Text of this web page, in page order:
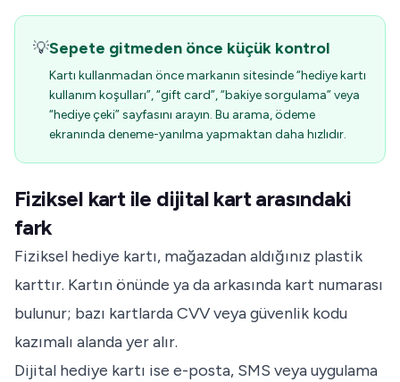
💡Sepete gitmeden önce küçük kontrol
Kartı kullanmadan önce markanın sitesinde “hediye kartı
kullanım koşulları”, “gift card”, “bakiye sorgulama” veya
“hediye çeki” sayfasını arayın. Bu arama, ödeme
ekranında deneme-yanılma yapmaktan daha hızlıdır.
Fiziksel kart ile dijital kart arasındaki
fark
Fiziksel hediye kartı, mağazadan aldığınız plastik
karttır. Kartın önünde ya da arkasında kart numarası
bulunur; bazı kartlarda CVV veya güvenlik kodu
kazımalı alanda yer alır.
Dijital hediye kartı ise e-posta, SMS veya uygulama